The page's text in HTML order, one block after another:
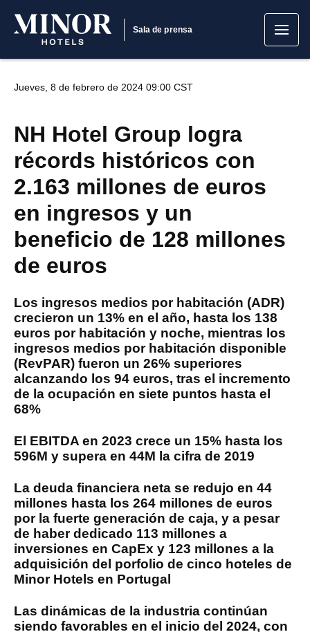
Sala de prensa
Jueves, 8 de febrero de 2024 09:00 CST
NH Hotel Group logra
récords históricos con
2.163 millones de euros
en ingresos y un
beneficio de 128 millones
de euros
Los ingresos medios por habitación (ADR)
crecieron un 13% en el año, hasta los 138
euros por habitación y noche, mientras los
ingresos medios por habitación disponible
(RevPAR) fueron un 26% superiores
alcanzando los 94 euros, tras el incremento
de la ocupación en siete puntos hasta el
68%
El EBITDA en 2023 crece un 15% hasta los
596M y supera en 44M la cifra de 2019
La deuda financiera neta se redujo en 44
millones hasta los 264 millones de euros
por la fuerte generación de caja, y a pesar
de haber dedicado 113 millones a
inversiones en CapEx y 123 millones a la
adquisición del porfolio de cinco hoteles de
Minor Hotels en Portugal
Las dinámicas de la industria continúan
siendo favorables en el inicio del 2024, con